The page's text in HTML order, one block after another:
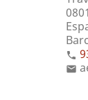

